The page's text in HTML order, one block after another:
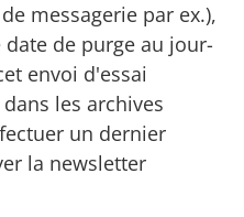
messagerie par ex.),
de purge au jour-
envoi d'essai
les archives
un dernier
la newsletter